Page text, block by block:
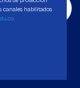
tipo legal.
canales habilitados